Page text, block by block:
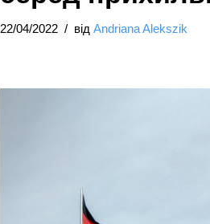
22/04/2022 від Andriana Alekszik